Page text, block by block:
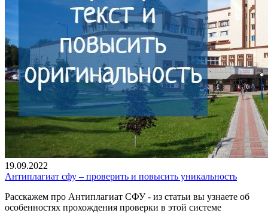
19.09.2022
Антиплагиат сфу – проверить и повысить уникальность
Расскажем про Антиплагиат СФУ - из статьи вы узнаете об
особенностях прохождения проверки в этой системе